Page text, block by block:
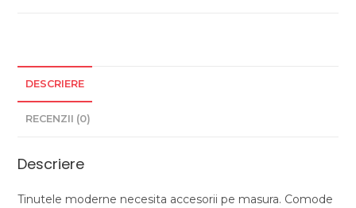
DESCRIERE
RECENZII (0)
Descriere
Tinutele moderne necesita accesorii pe masura. Comode